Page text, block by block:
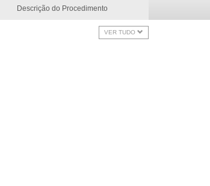
Descrição do Procedimento
VER TUDO